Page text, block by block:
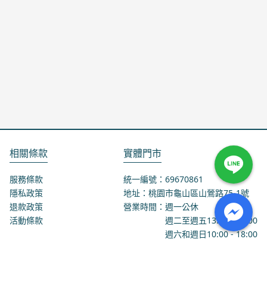
相關條款
服務條款
隱私政策
退款政策
活動條款
實體門市
統一編號：69670861
地址：桃園市龜山區山鶯路75-1號
營業時間：週一公休
週二至週五13:00 - 18:00
週六和週日10:00 - 18:00